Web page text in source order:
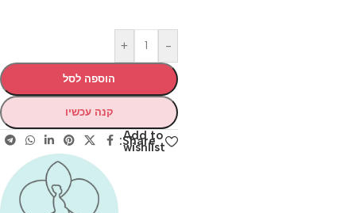
-
+
הוספה לסל
קנה עכשיו
Add to
wishlist
Share: